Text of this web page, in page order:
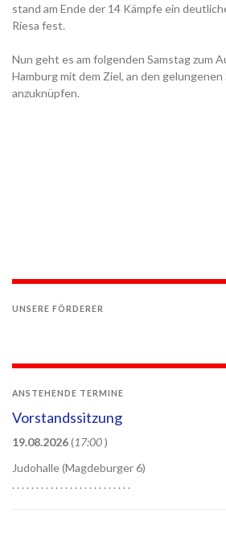
stand am Ende der 14 Kämpfe ein
Riesa fest.
Nun geht es am folgenden Samstag zum
Hamburg mit dem Ziel, an den
anzuknüpfen.
UNSERE FÖRDERER
ANSTEHENDE TERMINE
Vorstandssitzung
19.08.2026(17:00)
Judohalle (Magdeburger 6)
. . . . . . . . . . . . . . . . . . . . . . . . .